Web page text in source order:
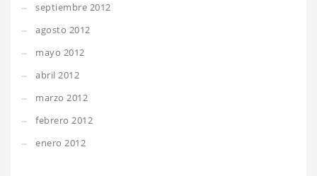
septiembre 2012
agosto 2012
mayo 2012
abril 2012
marzo 2012
febrero 2012
enero 2012